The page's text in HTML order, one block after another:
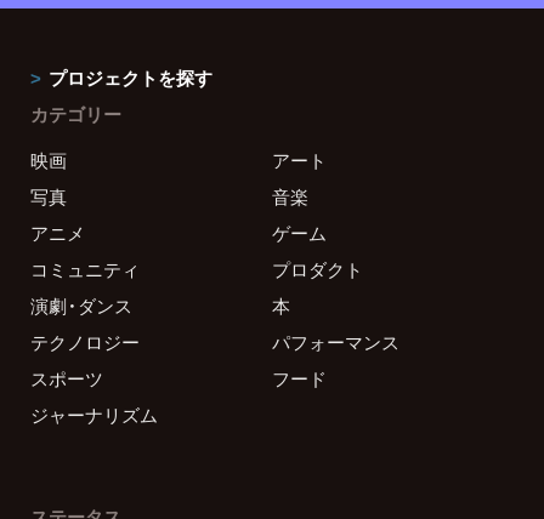
プロジェクトを探す
カテゴリー
映画
アート
写真
音楽
アニメ
ゲーム
コミュニティ
プロダクト
演劇・ダンス
本
テクノロジー
パフォーマンス
スポーツ
フード
ジャーナリズム